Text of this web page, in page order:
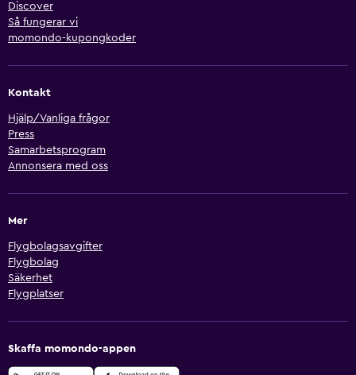
Discover
Så fungerar vi
momondo-kupongkoder
Kontakt
Hjälp/Vanliga frågor
Press
Samarbetsprogram
Annonsera med oss
Mer
Flygbolagsavgifter
Flygbolag
Säkerhet
Flygplatser
Skaffa momondo-appen